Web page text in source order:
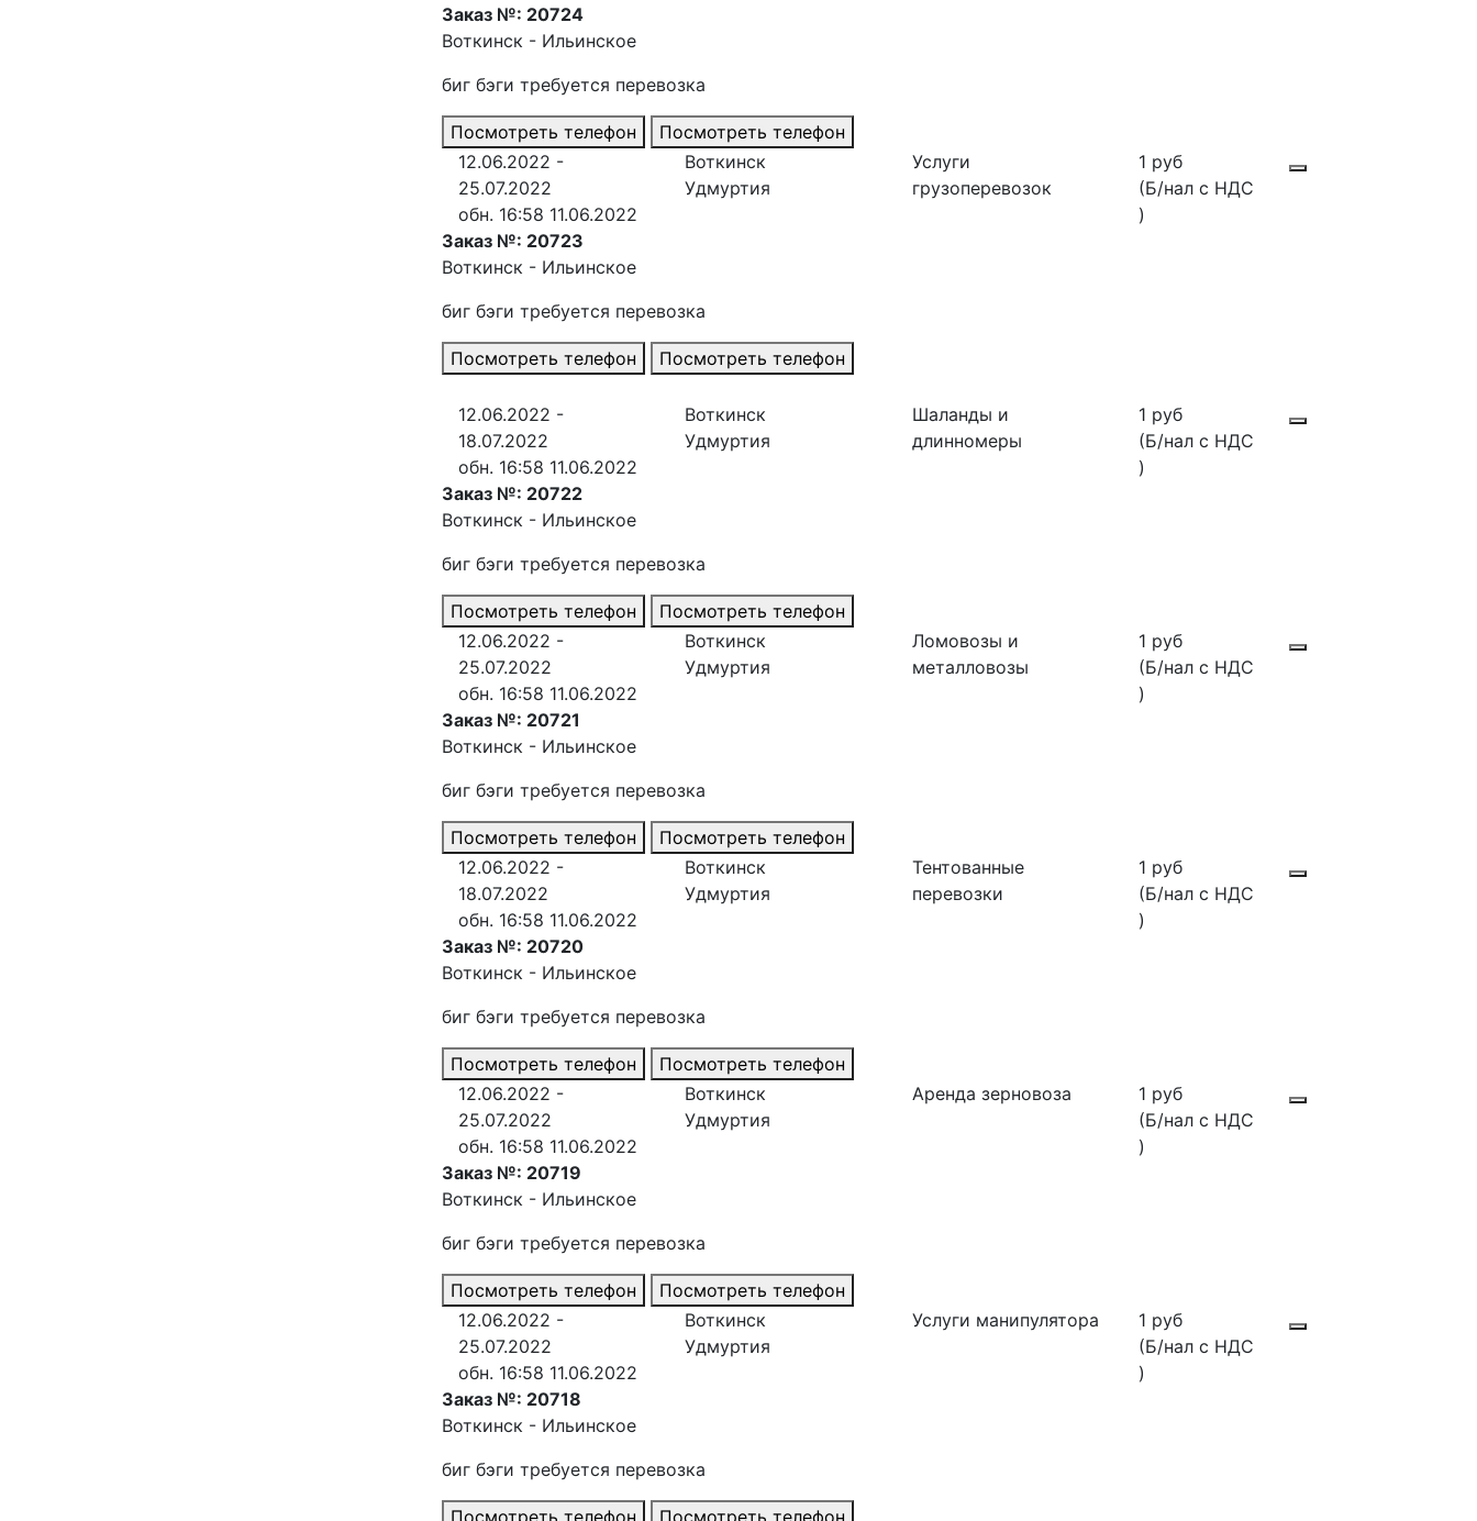
Заказ №: 20724
Воткинск - Ильинское
биг бэги требуется перевозка
Посмотреть телефон
Посмотреть телефон
12.06.2022 -
25.07.2022
обн. 16:58 11.06.2022
Воткинск
Удмуртия
Услуги
грузоперевозок
1 руб
(Б/нал с НДС
)
Заказ №: 20723
Воткинск - Ильинское
биг бэги требуется перевозка
Посмотреть телефон Посмотреть телефон
12.06.2022 -
18.07.2022
обн. 16:58 11.06.2022
Воткинск
Удмуртия
Шаланды и
длинномеры
1 руб
(Б/нал с НДС
)
Заказ №: 20722
Воткинск - Ильинское
биг бэги требуется перевозка
Посмотреть телефон
Посмотреть телефон
12.06.2022 -
25.07.2022
обн. 16:58 11.06.2022
Воткинск
Удмуртия
Ломовозы и
металловозы
1 руб
(Б/нал с НДС
)
Заказ №: 20721
Воткинск - Ильинское
биг бэги требуется перевозка
Посмотреть телефон
Посмотреть телефон
12.06.2022 -
18.07.2022
обн. 16:58 11.06.2022
Воткинск
Удмуртия
Тентованные
перевозки
1 руб
(Б/нал с НДС
)
Заказ №: 20720
Воткинск - Ильинское
биг бэги требуется перевозка
Посмотреть телефон
Посмотреть телефон
12.06.2022 -
25.07.2022
обн. 16:58 11.06.2022
Воткинск
Удмуртия
Аренда зерновоза
1 руб
(Б/нал с НДС
)
Заказ №: 20719
Воткинск - Ильинское
биг бэги требуется перевозка
Посмотреть телефон
Посмотреть телефон
12.06.2022 -
25.07.2022
обн. 16:58 11.06.2022
Воткинск
Удмуртия
Услуги манипулятора
1 руб
(Б/нал с НДС
)
Заказ №: 20718
Воткинск - Ильинское
биг бэги требуется перевозка
Посмотреть телефон Посмотреть телефон